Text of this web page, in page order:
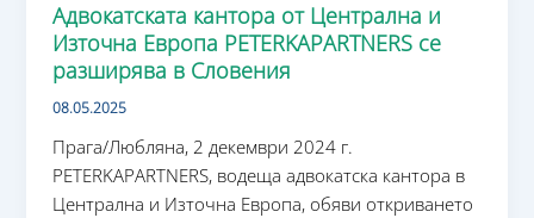
Адвокатската кантора от Централна и
Източна Европа PETERKAPARTNERS се
разширява в Словения
08.05.2025
Прага/Любляна, 2 декември 2024 г.
PETERKAPARTNERS, водеща адвокатска кантора в
Централна и Източна Европа, обяви откриването